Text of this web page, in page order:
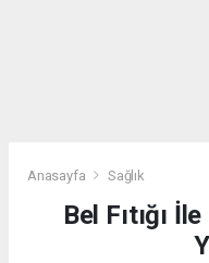
Anasayfa Sağlık
Bel Fıtığı